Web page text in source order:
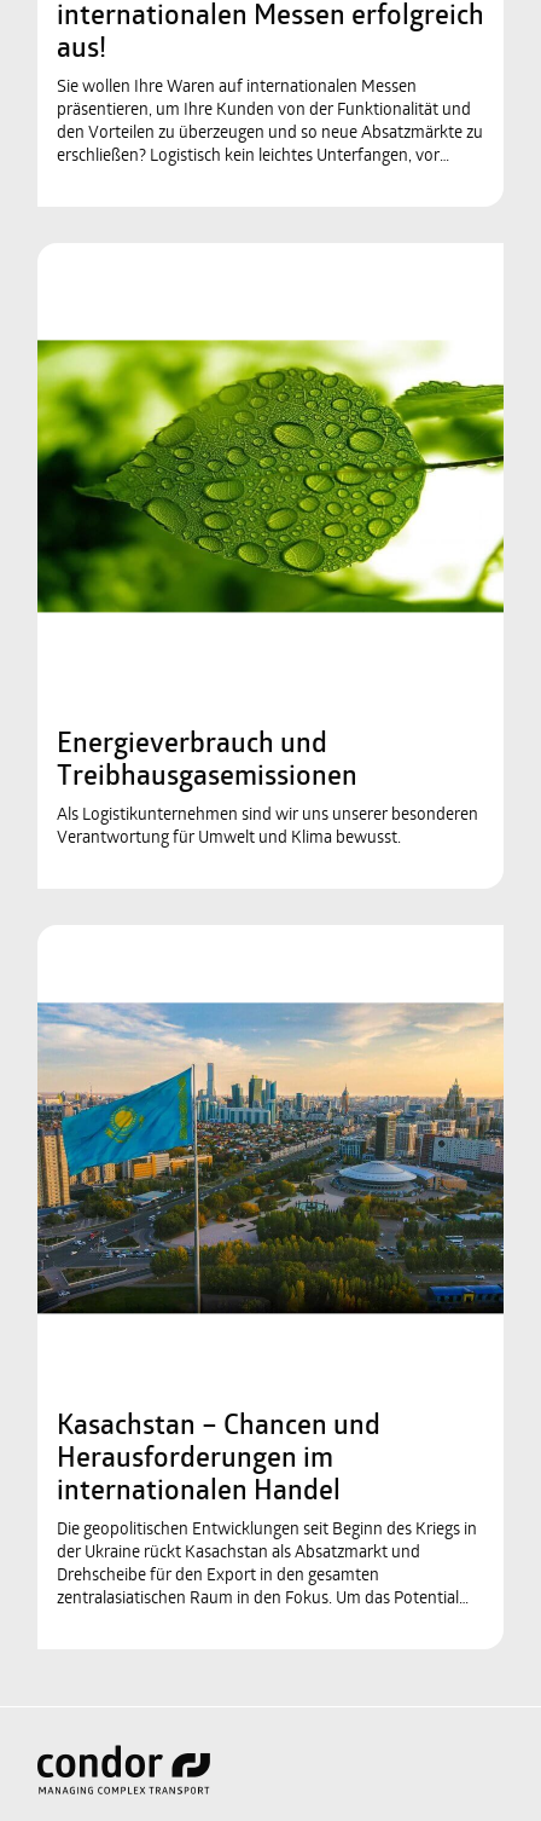
internationalen Messen erfolgreich
aus!
Sie wollen Ihre Waren auf internationalen Messen
präsentieren, um Ihre Kunden von der Funktionalität und
den Vorteilen zu überzeugen und so neue Absatzmärkte zu
erschließen? Logistisch kein leichtes Unterfangen, vor…
Energieverbrauch und
Treibhausgasemissionen
Als Logistikunternehmen sind wir uns unserer besonderen
Verantwortung für Umwelt und Klima bewusst.
Kasachstan – Chancen und
Herausforderungen im
internationalen Handel
Die geopolitischen Entwicklungen seit Beginn des Kriegs in
der Ukraine rückt Kasachstan als Absatzmarkt und
Drehscheibe für den Export in den gesamten
zentralasiatischen Raum in den Fokus. Um das Potential…